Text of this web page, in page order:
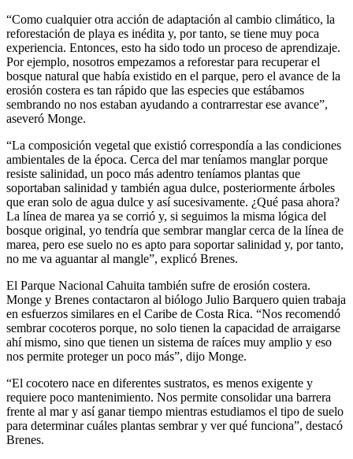
“Como cualquier otra acción de adaptación al cambio climático, la
reforestación de playa es inédita y, por tanto, se tiene muy poca
experiencia. Entonces, esto ha sido todo un proceso de aprendizaje.
Por ejemplo, nosotros empezamos a reforestar para recuperar el
bosque natural que había existido en el parque, pero el avance de la
erosión costera es tan rápido que las especies que estábamos
sembrando no nos estaban ayudando a contrarrestar ese avance”,
aseveró Monge.
“La composición vegetal que existió correspondía a las condiciones
ambientales de la época. Cerca del mar teníamos manglar porque
resiste salinidad, un poco más adentro teníamos plantas que
soportaban salinidad y también agua dulce, posteriormente árboles
que eran solo de agua dulce y así sucesivamente. ¿Qué pasa ahora?
La línea de marea ya se corrió y, si seguimos la misma lógica del
bosque original, yo tendría que sembrar manglar cerca de la línea de
marea, pero ese suelo no es apto para soportar salinidad y, por tanto,
no me va aguantar al mangle”, explicó Brenes.
El Parque Nacional Cahuita también sufre de erosión costera.
Monge y Brenes contactaron al biólogo Julio Barquero quien trabaja
en esfuerzos similares en el Caribe de Costa Rica. “Nos recomendó
sembrar cocoteros porque, no solo tienen la capacidad de arraigarse
ahí mismo, sino que tienen un sistema de raíces muy amplio y eso
nos permite proteger un poco más”, dijo Monge.
“El cocotero nace en diferentes sustratos, es menos exigente y
requiere poco mantenimiento. Nos permite consolidar una barrera
frente al mar y así ganar tiempo mientras estudiamos el tipo de suelo
para determinar cuáles plantas sembrar y ver qué funciona”, destacó
Brenes.